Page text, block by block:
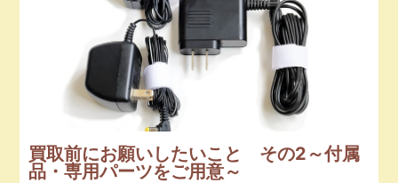
買取前にお願いしたいこと その2～付属
品・専用パーツをご用意～